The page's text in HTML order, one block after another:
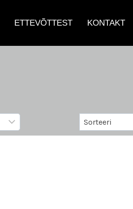
ETTEVÕTTEST KONTAKT